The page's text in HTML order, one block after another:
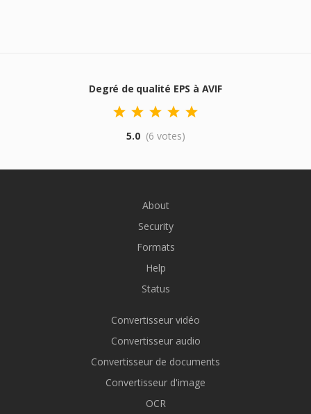
Degré de qualité EPS à AVIF
5.0 (6 votes)
About
Security
Formats
Help
Status
Convertisseur vidéo
Convertisseur audio
Convertisseur de documents
Convertisseur d'image
OCR